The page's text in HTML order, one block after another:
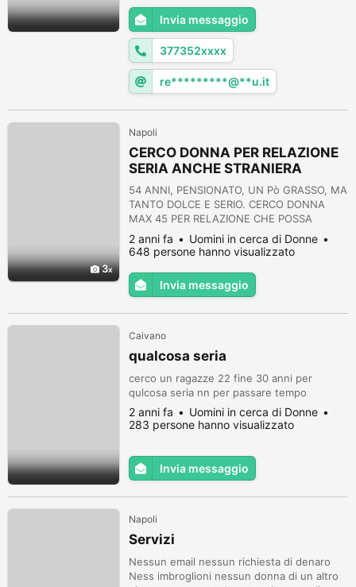
Invia messaggio
377352xxxx
re*********@**u.it
3
Napoli
CERCO DONNA PER RELAZIONE
SERIA ANCHE STRANIERA
54 ANNI, PENSIONATO, UN Pò GRASSO, MA
TANTO DOLCE E SERIO. CERCO DONNA
MAX 45 PER RELAZIONE CHE POSSA
CRESCERE..SONO UNA PERSONA SERIA E
NON CERCO AVVENTURE.SCRIVIMI A
gesposito01@libero.it looking for serious
relationship with a woman max 45y.o.to me
54 y.o. very sweetty good carachter. im not
2 anni fa
Uomini in cerca di Donne
648 persone hanno visualizzato
Invia messaggio
Caivano
qualcosa seria
cerco un ragazze 22 fine 30 anni per
qulcosa seria nn per passare tempo
2 anni fa
Uomini in cerca di Donne
283 persone hanno visualizzato
Invia messaggio
Napoli
Servizi
Nessun email nessun richiesta di denaro
Ness imbroglioni nessun donna di un altro